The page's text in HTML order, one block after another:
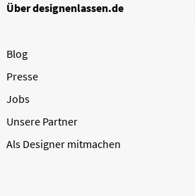
Über designenlassen.de
Blog
Presse
Jobs
Unsere Partner
Als Designer mitmachen